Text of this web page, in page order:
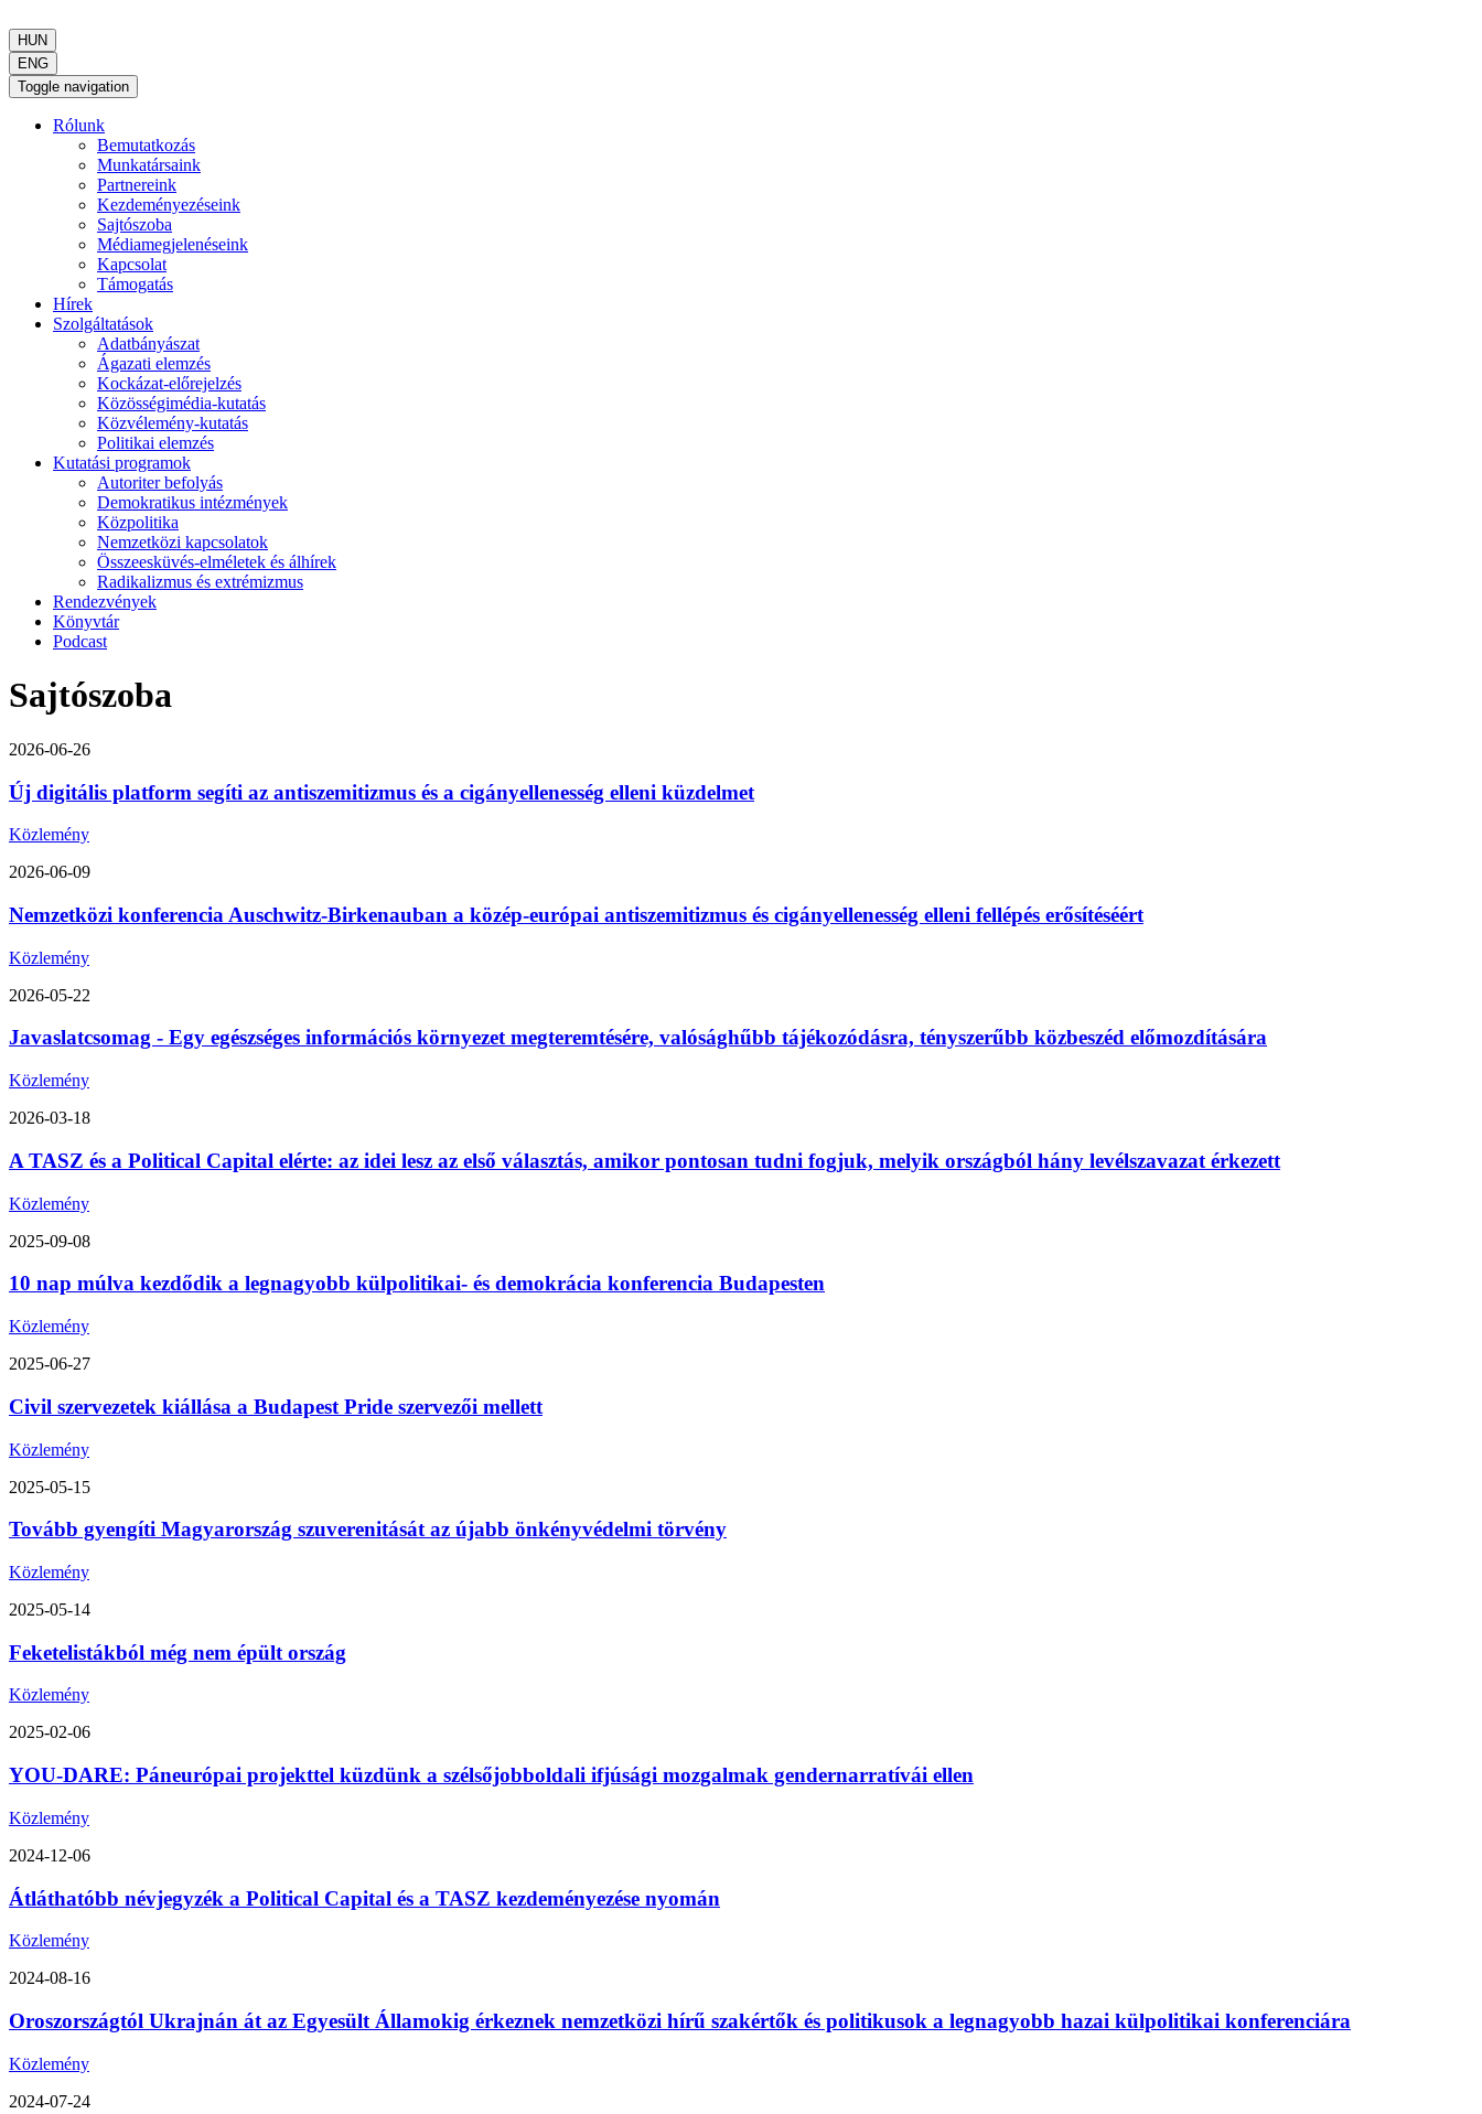
HUN
ENG
Toggle navigation
Rólunk
Bemutatkozás
Munkatársaink
Partnereink
Kezdeményezéseink
Sajtószoba
Médiamegjelenéseink
Kapcsolat
Támogatás
Hírek
Szolgáltatások
Adatbányászat
Ágazati elemzés
Kockázat-előrejelzés
Közösségimédia-kutatás
Közvélemény-kutatás
Politikai elemzés
Kutatási programok
Autoriter befolyás
Demokratikus intézmények
Közpolitika
Nemzetközi kapcsolatok
Összeesküvés-elméletek és álhírek
Radikalizmus és extrémizmus
Rendezvények
Könyvtár
Podcast
Sajtószoba
2026-06-26
Új digitális platform segíti az antiszemitizmus és a cigányellenesség elleni küzdelmet
Közlemény
2026-06-09
Nemzetközi konferencia Auschwitz-Birkenauban a közép-európai antiszemitizmus és cigányellenesség elleni fellépés erősítéséért
Közlemény
2026-05-22
Javaslatcsomag - Egy egészséges információs környezet megteremtésére, valósághűbb tájékozódásra, tényszerűbb közbeszéd előmozdítására
Közlemény
2026-03-18
A TASZ és a Political Capital elérte: az idei lesz az első választás, amikor pontosan tudni fogjuk, melyik országból hány levélszavazat érkezett
Közlemény
2025-09-08
10 nap múlva kezdődik a legnagyobb külpolitikai- és demokrácia konferencia Budapesten
Közlemény
2025-06-27
Civil szervezetek kiállása a Budapest Pride szervezői mellett
Közlemény
2025-05-15
Tovább gyengíti Magyarország szuverenitását az újabb önkényvédelmi törvény
Közlemény
2025-05-14
Feketelistákból még nem épült ország
Közlemény
2025-02-06
YOU-DARE: Páneurópai projekttel küzdünk a szélsőjobboldali ifjúsági mozgalmak gendernarratívái ellen
Közlemény
2024-12-06
Átláthatóbb névjegyzék a Political Capital és a TASZ kezdeményezése nyomán
Közlemény
2024-08-16
Oroszországtól Ukrajnán át az Egyesült Államokig érkeznek nemzetközi hírű szakértők és politikusok a legnagyobb hazai külpolitikai konferenciára
Közlemény
2024-07-24